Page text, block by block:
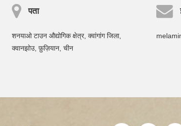
पता
शनयाओ टाउन औद्योगिक क्षेत्र, क्वांगांग जिला,
क्वानझोउ, फ़ुज़ियान, चीन